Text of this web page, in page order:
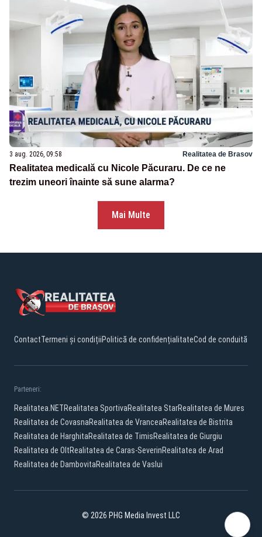
3 aug. 2026, 09:58 Realitatea de Brasov
Realitatea medicală cu Nicole Păcuraru. De ce ne
trezim uneori înainte să sune alarma?
Mai Multe
ContactTermeni și condițiiPolitică de confidențialitateCod de conduită
Parteneri:
Realitatea.NETRealitatea SportivaRealitatea StarRealitatea de Mures
Realitatea de CovasnaRealitatea de VranceaRealitatea de Bistrita
Realitatea de HarghitaRealitatea de TimisRealitatea de Giurgiu
Realitatea de OltRealitatea de Caras-SeverinRealitatea de Arad
Realitatea de DambovitaRealitatea de Vaslui
© 2026 PHG Media Invest LLC